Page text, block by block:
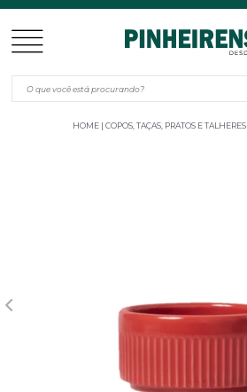
HOME COPOS, TAÇAS, PRATOS E TALHERES